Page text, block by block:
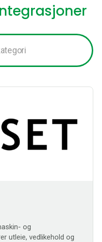
og
utleie, vedlikehold og